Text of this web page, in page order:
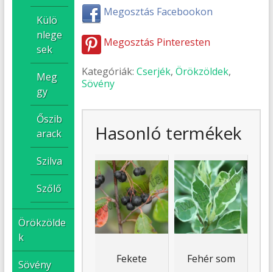
Megosztás Facebookon
Megosztás Pinteresten
Kategóriák:Cserjék,Örökzöldek,
Sövény
Hasonló termékek
Fekete
Fehér som
Külö
nlege
sek
Meg
gy
Őszib
arack
Szilva
Szőlő
Örökzölde
k
Sövény